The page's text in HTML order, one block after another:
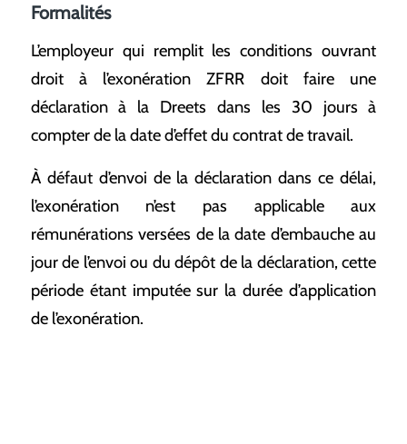
Formalités
L’employeur qui remplit les conditions ouvrant
droit à l’exonération ZFRR doit faire une
déclaration à la Dreets dans les 30 jours à
compter de la date d’effet du contrat de travail.
À défaut d’envoi de la déclaration dans ce délai,
l’exonération n’est pas applicable aux
rémunérations versées de la date d’embauche au
jour de l’envoi ou du dépôt de la déclaration, cette
période étant imputée sur la durée d’application
de l’exonération.